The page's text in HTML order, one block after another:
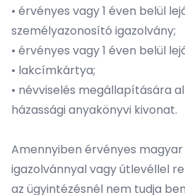
• érvényes vagy 1 éven belül
személyazonosító igazolvány;
• érvényes vagy 1 éven belül
• lakcímkártya;
• névviselés megállapítására
házassági anyakönyvi kivonat.
Amennyiben érvényes
igazolvánnyal vagy útlevéllel
az ügyintézésnél nem tudja